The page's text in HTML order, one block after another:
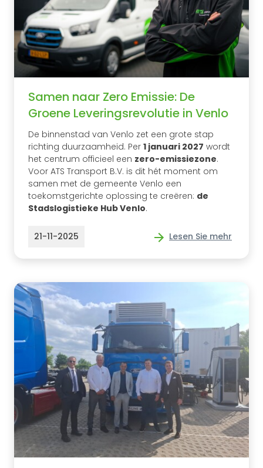
Samen naar Zero Emissie: De
Groene Leveringsrevolutie in Venlo
De binnenstad van Venlo zet een grote stap
richting duurzaamheid. Per 1 januari 2027 wordt
het centrum officieel een zero-emissiezone.
Voor ATS Transport B.V. is dit hét moment om
samen met de gemeente Venlo een
toekomstgerichte oplossing te creëren: de
Stadslogistieke Hub Venlo.
21-11-2025 Lesen Sie mehr